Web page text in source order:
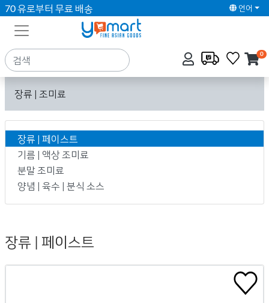
70 유로부터 무료 배송 언어
0
장류 | 조미료
장류 | 페이스트
기름 | 액상 조미료
분말 조미료
양념 | 육수 | 분식 소스
장류 | 페이스트